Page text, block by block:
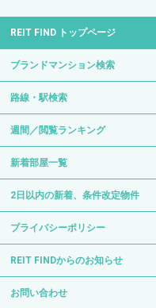
REIT FIND トップページ
ブランドマンション検索
路線・駅検索
週間／閲覧ランキング
新着部屋一覧
2日以内の新着、条件改定物件
プライバシーポリシー
REIT FINDからのお知らせ
お問い合わせ